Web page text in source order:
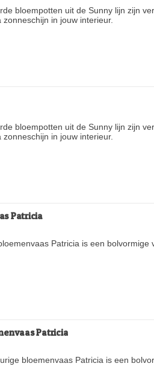
bloempotten uit de Sunny lijn zijn
in jouw interieur.
bloempotten uit de Sunny lijn zijn
in jouw interieur.
Patricia
Patricia is een
Patricia
bloemenvaas Patricia is een